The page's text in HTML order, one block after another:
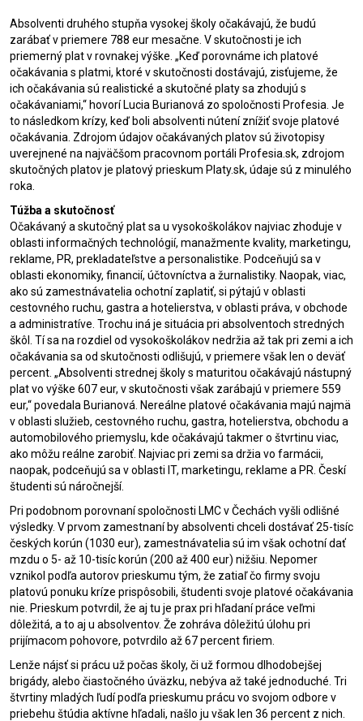
Absolventi druhého stupňa vysokej školyočakávajú, že budú
zarábať v priemere 788 eur mesačne. V skutočnosti je ich
priemerný plat v rovnakej výške. „Keď porovnáme ich platové
očakávania s platmi, ktoré v skutočnosti dostávajú, zisťujeme, že
ich očakávania sú realistické a skutočné platy sa zhodujú s
očakávaniami,“ hovorí Lucia Burianová zo spoločnosti Profesia. Je
to následkom krízy, keď boli absolventi nútení znížiť svoje platové
očakávania. Zdrojom údajov očakávaných platov sú životopisy
uverejnené na najväčšom pracovnom portáli Profesia.sk, zdrojom
skutočných platov je platový prieskum Platy.sk, údaje sú z minulého
roka.
Túžba a skutočnosť
Očakávaný a skutočný plat sa u vysokoškolákov najviac zhoduje v
oblasti informačných technológií, manažmente kvality, marketingu,
reklame, PR, prekladateľstve a personalistike. Podceňujú sa v
oblasti ekonomiky, financií, účtovníctva a žurnalistiky. Naopak, viac,
ako sú zamestnávatelia ochotní zaplatiť, si pýtajú v oblasti
cestovného ruchu, gastra a hotelierstva, v oblasti práva, v obchode
a administratíve. Trochu iná je situácia pri absolventoch stredných
škôl. Tí sa na rozdiel od vysokoškolákov nedržia až tak pri zemi a ich
očakávania sa od skutočnosti odlišujú, v priemere však len o deväť
percent. „Absolventi strednej školys maturitou očakávajú nástupný
plat vo výške 607 eur, v skutočnosti však zarábajú v priemere 559
eur,“ povedala Burianová. Nereálne platové očakávania majú najmä
v oblasti služieb, cestovného ruchu, gastra, hotelierstva, obchodu a
automobilového priemyslu, kde očakávajú takmer o štvrtinu viac,
ako môžu reálne zarobiť. Najviac pri zemi sa držia vo farmácii,
naopak, podceňujú sa v oblasti IT, marketingu, reklame a PR. Českí
študenti sú náročnejší.
Pri podobnom porovnaní spoločnosti LMC v Čechách vyšli odlišné
výsledky. V prvom zamestnaní by absolventi chceli dostávať 25-tisíc
českých korún (1030 eur), zamestnávatelia sú im však ochotní dať
mzdu o 5- až 10-tisíc korún (200 až 400 eur) nižšiu. Nepomer
vznikol podľa autorov prieskumu tým, že zatiaľ čo firmy svoju
platovú ponuku kríze prispôsobili, študenti svoje platové očakávania
nie. Prieskum potvrdil, že aj tu je prax pri hľadaní práce veľmi
dôležitá, a to aj u absolventov. Že zohráva dôležitú úlohu pri
prijímacom pohovore, potvrdilo až 67 percent firiem.
Lenže nájsť si prácu už počas školy, či už formou dlhodobejšej
brigády, alebo čiastočného úväzku, nebýva až také jednoduché. Tri
štvrtiny mladých ľudí podľa prieskumu prácu vo svojom odbore v
priebehu štúdia aktívne hľadali, našlo ju však len 36 percent z nich.